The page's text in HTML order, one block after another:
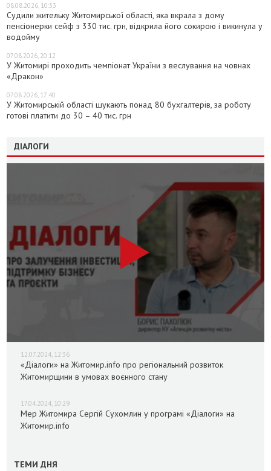
08.08.2026, 10:33
Судили жительку Житомирської області, яка вкрала з дому
пенсіонерки сейф з 330 тис. грн, відкрила його сокирою і викинула у
водойму
07.08.2026, 20:12
У Житомирі проходить чемпіонат України з веслування на човнах
«Дракон»
07.08.2026, 17:40
У Житомирській області шукають понад 80 бухгалтерів, за роботу
готові платити до 30 – 40 тис. грн
ДІАЛОГИ
12.07.2024, 12:36
«Діалоги» на Житомир.info про регіональний розвиток
Житомирщини в умовах воєнного стану
17.04.2024, 10:29
Мер Житомира Сергій Сухомлин у програмі «Діалоги» на
Житомир.info
ТЕМИ ДНЯ